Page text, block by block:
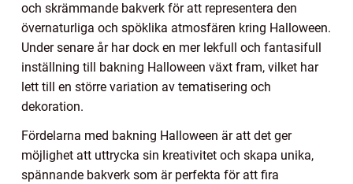
och skrämmande bakverk för att representera den
övernaturliga och spöklika atmosfären kring Halloween.
Under senare år har dock en mer lekfull och fantasifull
inställning till bakning Halloween växt fram, vilket har
lett till en större variation av tematisering och
dekoration.
Fördelarna med bakning Halloween är att det ger
möjlighet att uttrycka sin kreativitet och skapa unika,
spännande bakverk som är perfekta för att fira